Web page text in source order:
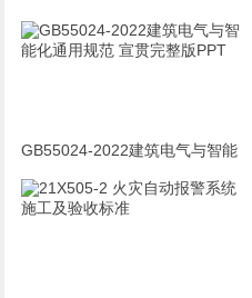
用图形和文字符号
GB55024-2022建筑电气与智能
化通用规范 宣贯完整版PPT